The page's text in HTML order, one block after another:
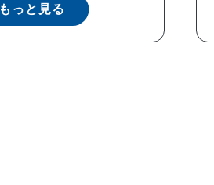
もっと見る